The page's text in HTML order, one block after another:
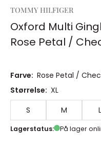
TOMMY HILFIGER
Oxford Multi
Rose Petal /
Farve: Rose Petal /
Størrelse: XL
S
M L
Lagerstatus: På lager